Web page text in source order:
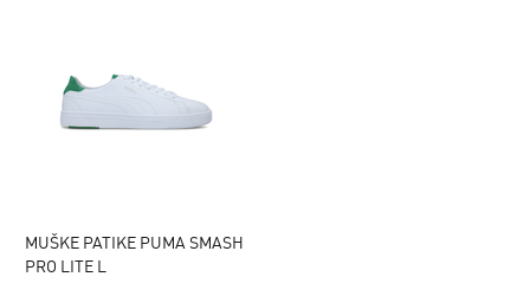
MUŠKE PATIKE PUMA SMASH
PRO LITE L